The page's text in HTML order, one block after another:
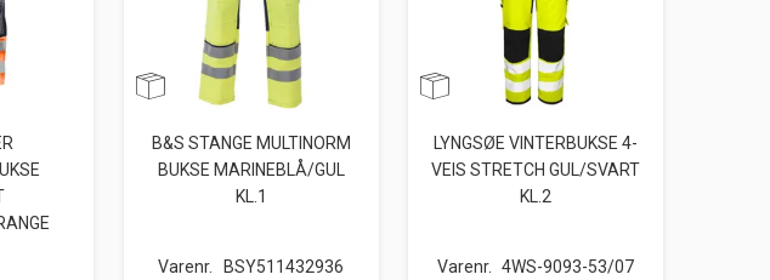
B&S STANGE MULTINORM
BUKSE MARINEBLÅ/GUL
KL.1
Varenr. BSY511432936
LYNGSØE VINTERBUKSE 4-
VEIS STRETCH GUL/SVART
KL.2
Varenr. 4WS-9093-53/07